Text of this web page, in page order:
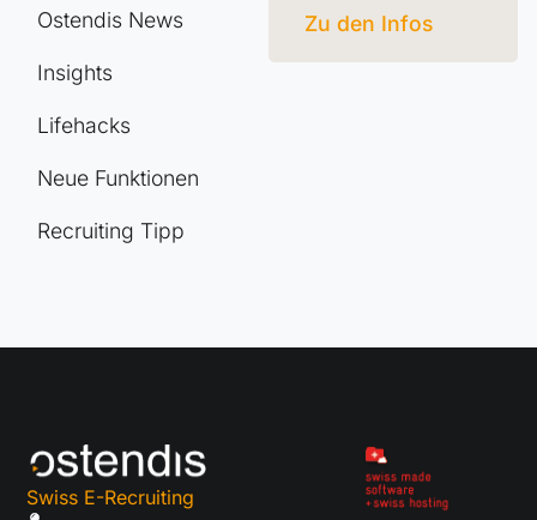
Ostendis News
Insights
Lifehacks
Neue Funktionen
Recruiting Tipp
Zu den Infos
Swiss E-Recruiting